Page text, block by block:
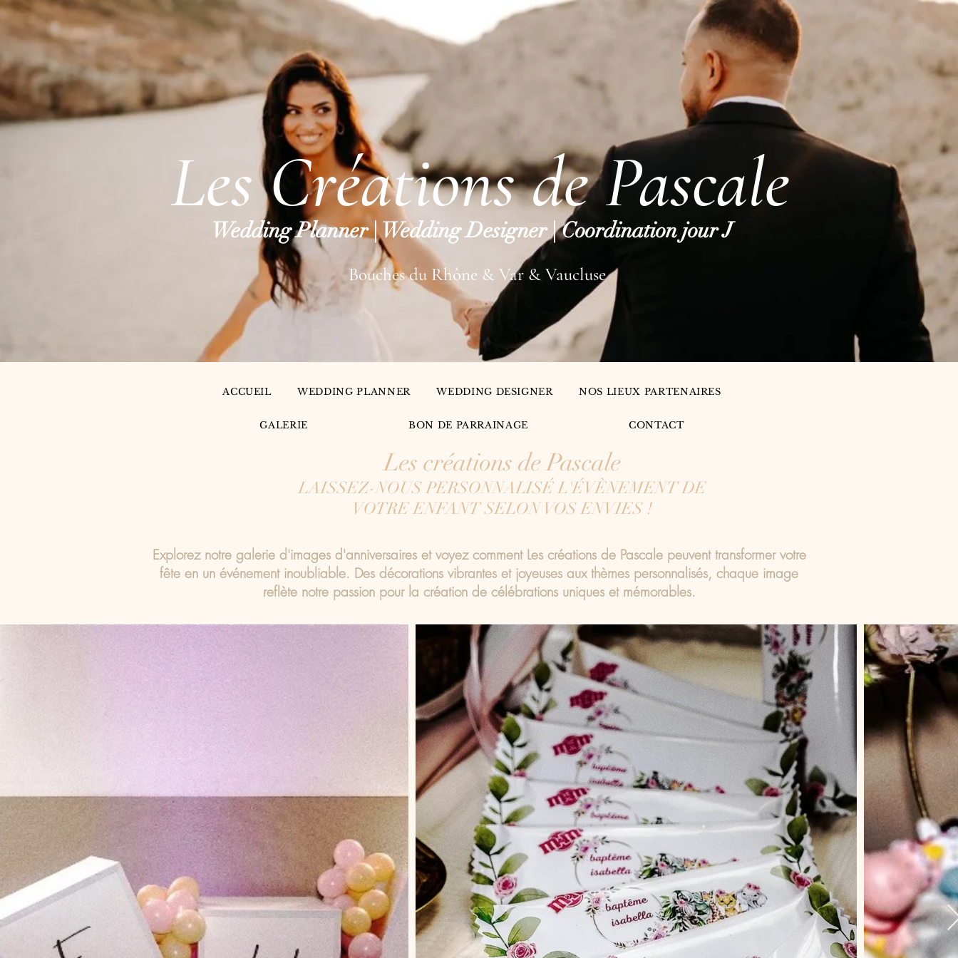
Les Créations de Pascale
Wedding Planner | Wedding Designer | Coordination jour J
Bouches du Rhône & Var & Vaucluse
ACCUEIL WEDDING PLANNER WEDDING DESIGNER NOS LIEUX PARTENAIRES
GALERIE BON DE PARRAINAGE CONTACT
Les créations de Pascale
LAISSEZ-NOUS PERSONNALISÉ L'ÉVÈNEMENT DE
VOTRE ENFANT SELONVOS ENVIES !
Explorez notre galerie d'images d'anniversaires et voyez comment Les créations de Pascale peuvent transformer votre
fête en un événement inoubliable. Des décorations vibrantes et joyeuses aux thèmes personnalisés, chaque image
reflète notre passion pour la création de célébrations uniques et mémorables.